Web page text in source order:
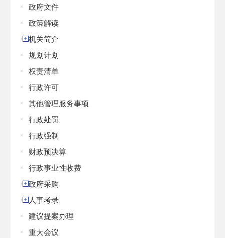
政府文件
政策解读
机关简介
规划计划
权责清单
行政许可
其他管理服务事项
行政处罚
行政强制
财政预决算
行政事业性收费
政府采购
人事考录
建议提案办理
重大会议